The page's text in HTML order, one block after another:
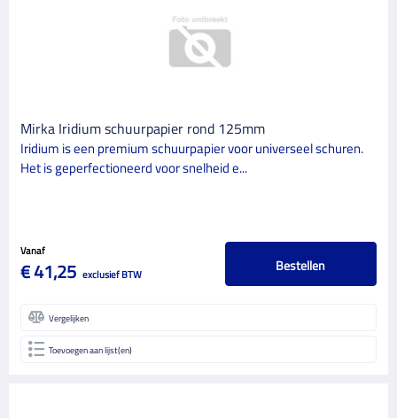
Mirka Iridium schuurpapier rond 125mm
Iridium is een premium schuurpapier voor universeel schuren.
Het is geperfectioneerd voor snelheid e...
Vanaf
€ 41,25 exclusief BTW Bestellen
Vergelijken
Toevoegen aan lijst(en)